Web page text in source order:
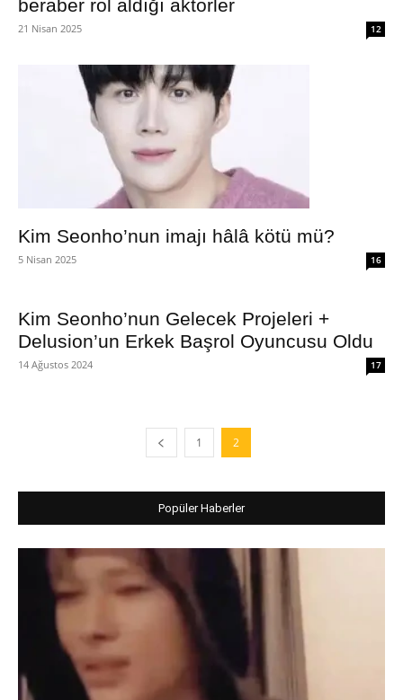
beraber rol aldığı aktörler
21 Nisan 2025 12
Kim Seonho’nun imajı hâlâ kötü mü?
5 Nisan 2025 16
Kim Seonho’nun Gelecek Projeleri +
Delusion’un Erkek Başrol Oyuncusu Oldu
14 Ağustos 2024 17
1 2
Popüler Haberler